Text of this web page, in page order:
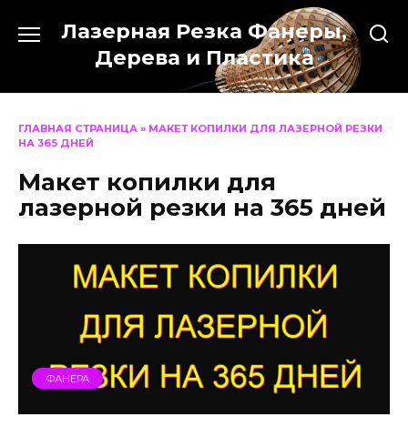
содержанию
Лазерная Резка Фанеры,
Дерева и Пластика
ГЛАВНАЯ СТРАНИЦА » МАКЕТ КОПИЛКИ ДЛЯ ЛАЗЕРНОЙ РЕЗКИ
НА 365 ДНЕЙ
Макет копилки для
лазерной резки на 365 дней
ФАНЕРА